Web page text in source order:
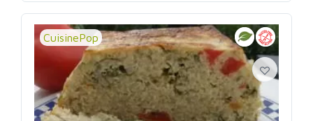
CuisinePop